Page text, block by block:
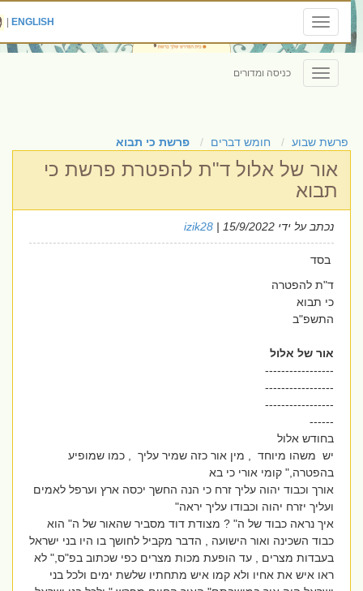
Toggle
navigation
ENGLISH
|
Toggle
navigation
כניסה ומדורים
פרשת שבוע חומש דברים פרשת כי תבוא
אור של אלול ד"ת להפטרת פרשת כי
תבוא
נכתב על ידי izik28| 15/9/2022
בסד
ד"ת להפטרה
כי תבוא
התשפ"ב
אור של אלול
-----------------
-----------------
-----------------
------
בחודש אלול
יש משהו מיוחד , מין אור כזה שמיר עליך , כמו שמופיע
בהפטרה," קומי אורי כי בא
אורך וכבוד יהוה עליך זרח כי הנה החשך יכסה ארץ וערפל לאמים
ועליך יזרח יהוה וכבודו עליך יראה"
איך נראה כבוד של ה" ? מצודת דוד מסביר שהאור של ה" הוא
כבוד השכינה ואור הישועה , הדבר מקביל לחושך בו היו בני ישראל
בעבדות מצרים , עד הופעת מכות מצרים כפי שכתוב בפ"ס," לא
ראו איש את אחיו ולא קמו איש מתחתיו שלשת ימים ולכל בני